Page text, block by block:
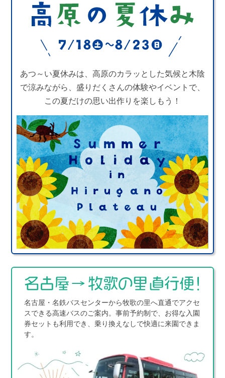
あつ～い夏休みは、高原のカラッとした気候と木陰
で涼みながら、盛りだくさんの体験やイベントで、
この夏だけの思い出作りを楽しもう！
名古屋・名鉄バスセンターから牧歌の里へ直通でアクセ
スできる高速バスのご案内。事前予約制で、お得な入園
券セットも利用でき、乗り換えなしで快適に来園できま
す。